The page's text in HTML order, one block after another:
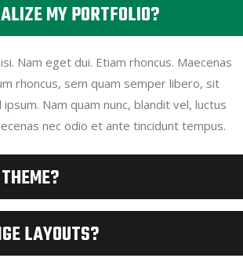
MY PORTFOLIO?
Nam eget dui. Etiam rhoncus. Maecenas
rhoncus, sem quam semper libero, sit
Nam quam nunc, blandit vel, luctus
nec odio et ante tincidunt tempus.
LAYOUTS?